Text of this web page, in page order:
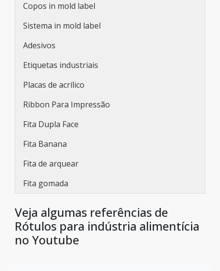
Copos in mold label
Sistema in mold label
Adesivos
Etiquetas industriais
Placas de acrílico
Ribbon Para Impressão
Fita Dupla Face
Fita Banana
Fita de arquear
Fita gomada
Veja algumas referências de
Rótulos para indústria alimentícia
no Youtube